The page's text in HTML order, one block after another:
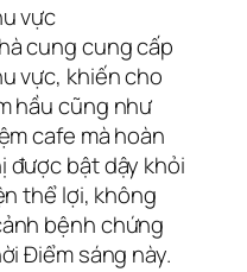
vực
cung cung cấp
vực, khiến cho
hầu cũng như
cafe mà hoàn
được bật dậy khỏi
thể lợi, không
bệnh chứng
Điểm sáng này.